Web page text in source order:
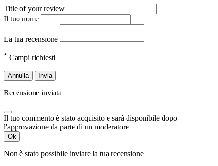
Title of your review
Il tuo nome
La tua recensione
* Campi richiesti
Annulla Invia
Recensione inviata
Il tuo commento è stato acquisito e sarà disponibile dopo
l'approvazione da parte di un moderatore.
Ok
Non è stato possibile inviare la tua recensione